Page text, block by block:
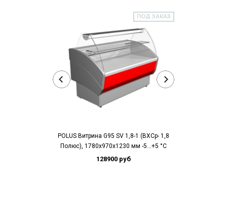
ПОД ЗАКАЗ
POLUS Витрина G95 SV 1,8-1 (ВХСр- 1,8
Полюс), 1780х970х1230 мм -5…+5 °C
128900 руб